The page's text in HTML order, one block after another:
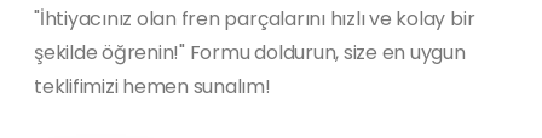
"İhtiyacınız olan fren parçalarını hızlı ve kolay bir
şekilde öğrenin!" Formu doldurun, size en uygun
teklifimizi hemen sunalım!